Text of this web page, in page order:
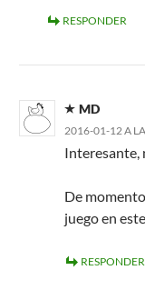
RESPONDER
MD
2016-01-12 A
Interesante,
De
juego en
RESPONDER